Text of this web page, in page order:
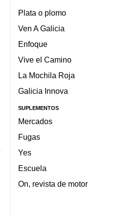
Plata o plomo
Ven A Galicia
Enfoque
Vive el Camino
La Mochila Roja
Galicia Innova
SUPLEMENTOS
Mercados
Fugas
Yes
Escuela
On, revista de motor